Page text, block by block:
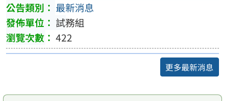
最新消息
試務組
422
更多最新消息